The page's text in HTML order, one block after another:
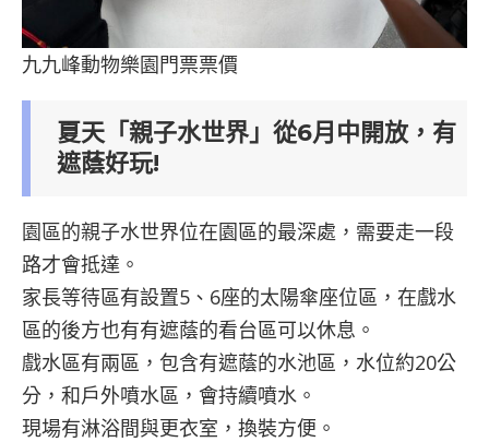
九九峰動物樂園門票票價
夏天「親子水世界」從6月中開放，有
遮蔭好玩!
園區的親子水世界位在園區的最深處，需要走一段
路才會抵達。
家長等待區有設置5、6座的太陽傘座位區，在戲水
區的後方也有有遮蔭的看台區可以休息。
戲水區有兩區，包含有遮蔭的水池區，水位約20公
分，和戶外噴水區，會持續噴水。
現場有淋浴間與更衣室，換裝方便。